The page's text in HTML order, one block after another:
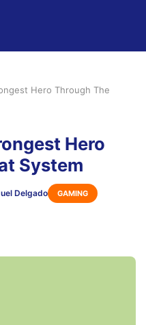
Hero Through The
Hero
System
Delgado GAMING